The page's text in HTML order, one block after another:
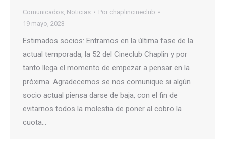
Comunicados, Noticias Por chaplincineclub
19 mayo, 2023
Estimados socios: Entramos en la última fase de la
actual temporada, la 52 del Cineclub Chaplin y por
tanto llega el momento de empezar a pensar en la
próxima. Agradecemos se nos comunique si algún
socio actual piensa darse de baja, con el fin de
evitarnos todos la molestia de poner al cobro la
cuota…